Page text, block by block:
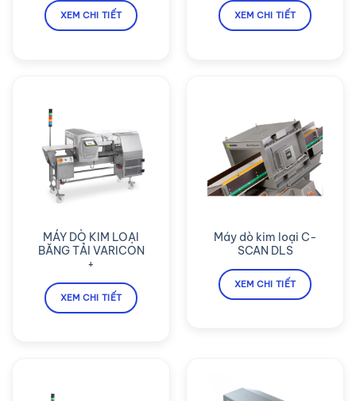
XEM CHI TIẾT XEM CHI TIẾT
MÁY DÒ KIM LOẠI
BĂNG TẢI VARICON
+
XEM CHI TIẾT
Máy dò kim loại C-
SCAN DLS
XEM CHI TIẾT